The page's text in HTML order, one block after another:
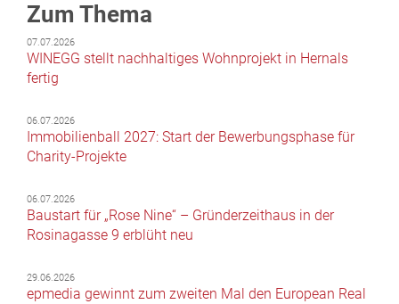
Zum Thema
07.07.2026
WINEGG stellt nachhaltiges Wohnprojekt in Hernals
fertig
06.07.2026
Immobilienball 2027: Start der Bewerbungsphase für
Charity-Projekte
06.07.2026
Baustart für „Rose Nine“ – Gründerzeithaus in der
Rosinagasse 9 erblüht neu
29.06.2026
epmedia gewinnt zum zweiten Mal den European Real